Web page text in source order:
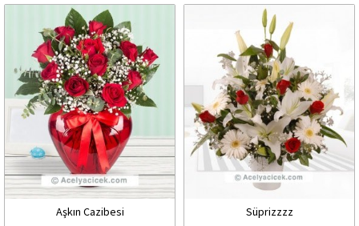
Aşkın Cazibesi Süprizzzz